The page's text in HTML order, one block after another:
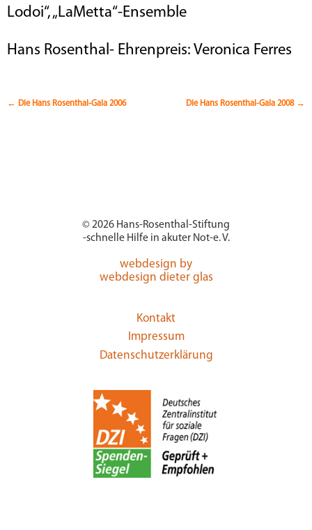
Lodoi“, „LaMetta“-Ensemble
Hans Rosenthal- Ehrenpreis: Veronica Ferres
Beitragsnavigation
← Die Hans Rosenthal-Gala 2006 Die Hans Rosenthal-Gala 2008 →
© 2026 Hans-Rosenthal-Stiftung
-schnelle Hilfe in akuter Not-e. V.
webdesign by
webdesign dieter glas
Kontakt
Impressum
Datenschutzerklärung